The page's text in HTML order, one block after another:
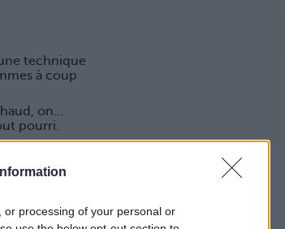
processing of your personal or
technique
à coup
on…
pourri.
de ses